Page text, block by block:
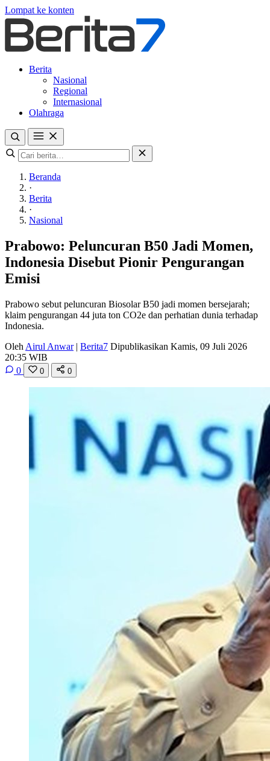
Lompat ke konten
Berita
Nasional
Regional
Internasional
Olahraga
Beranda
·
Berita
·
Nasional
Prabowo: Peluncuran B50 Jadi Momen,
Indonesia Disebut Pionir Pengurangan
Emisi
Prabowo sebut peluncuran Biosolar B50 jadi momen bersejarah;
klaim pengurangan 44 juta ton CO2e dan perhatian dunia terhadap
Indonesia.
Oleh Airul Anwar | Berita7 Dipublikasikan Kamis, 09 Juli 2026
20:35 WIB
0
0 0